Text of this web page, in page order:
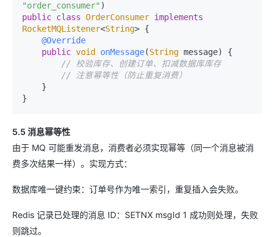
"order_consumer"
public class OrderConsumer implements
RocketMQListener<String> {
@Override
public void onMessage(String message) {
// 校验库存、创建订单、扣减数据库库存
// 注意幂等性（防止重复消费）
5.5 消息幂等性
由于 MQ 可能重发消息，消费者必须实现幂等（同一个消息被消
费多次结果一样）。实现方式：
数据库唯一键约束：订单号作为唯一索引，重复插入会失败。
Redis 记录已处理的消息 ID：SETNX msgId 1 成功则处理，失败
则跳过。